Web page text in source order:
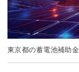
東京都の蓄電池補助